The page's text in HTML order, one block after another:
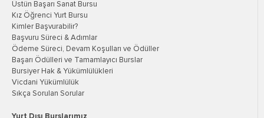
Üstün Başarı Sanat Bursu
Kız Öğrenci Yurt Bursu
Kimler Başvurabilir?
Başvuru Süreci & Adımlar
Ödeme Süreci, Devam Koşulları ve Ödüller
Başarı Ödülleri ve Tamamlayıcı Burslar
Bursiyer Hak & Yükümlülükleri
Vicdani Yükümlülük
Sıkça Sorulan Sorular